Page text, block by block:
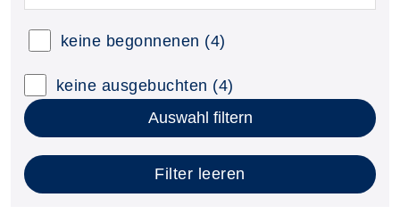
keine begonnenen (4)
keine ausgebuchten (4)
Auswahl filtern
Filter leeren